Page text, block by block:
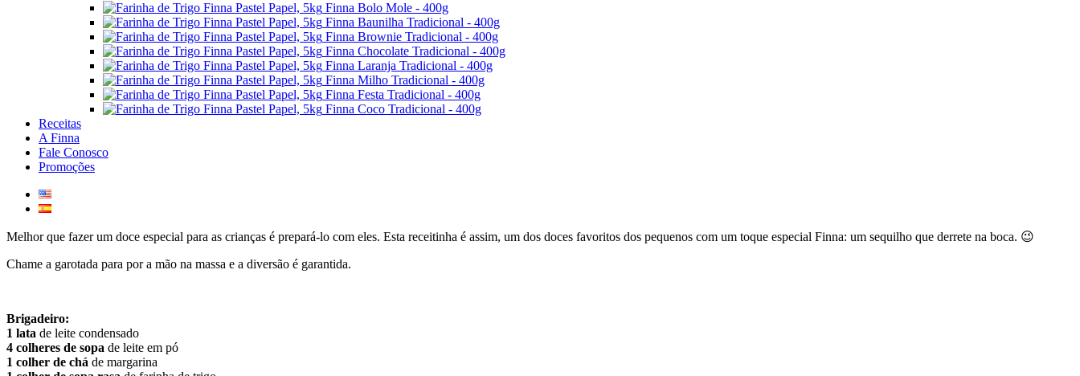
Finna Bolo Mole - 400g
Finna Baunilha Tradicional - 400g
Finna Brownie Tradicional - 400g
Finna Chocolate Tradicional - 400g
Finna Laranja Tradicional - 400g
Finna Milho Tradicional - 400g
Finna Festa Tradicional - 400g
Finna Coco Tradicional - 400g
Receitas
A Finna
Fale Conosco
Promoções
Melhor que fazer um doce especial para as crianças é prepará-lo com eles. Esta receitinha é assim, um dos doces favoritos dos pequenos com um toque especial Finna: um sequilho que derrete na boca. 😉
Chame a garotada para por a mão na massa e a diversão é garantida.
Brigadeiro:
1 lata de leite condensado
4 colheres de sopa de leite em pó
1 colher de chá de margarina